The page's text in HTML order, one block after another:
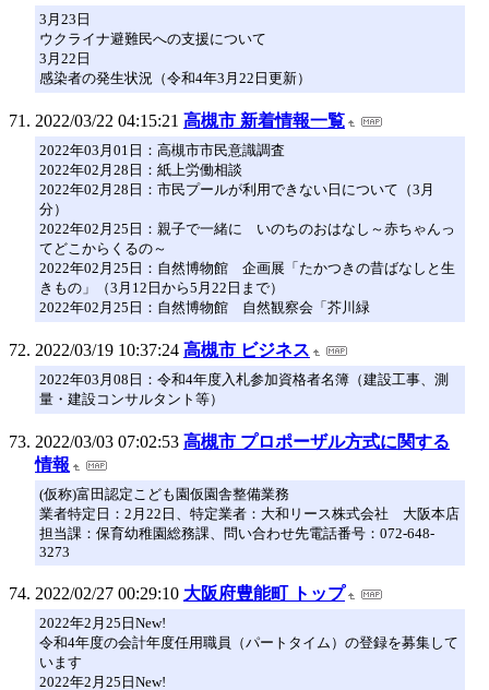
3月23日
ウクライナ避難民への支援について
3月22日
感染者の発生状況（令和4年3月22日更新）
2022/03/22 04:15:21 高槻市 新着情報一覧
2022年03月01日：高槻市市民意識調査
2022年02月28日：紙上労働相談
2022年02月28日：市民プールが利用できない日について（3月
分）
2022年02月25日：親子で一緒に いのちのおはなし～赤ちゃんっ
てどこからくるの～
2022年02月25日：自然博物館 企画展「たかつきの昔ばなしと生
きもの」（3月12日から5月22日まで）
2022年02月25日：自然博物館 自然観察会「芥川緑
2022/03/19 10:37:24 高槻市 ビジネス
2022年03月08日：令和4年度入札参加資格者名簿（建設工事、測
量・建設コンサルタント等）
2022/03/03 07:02:53 高槻市 プロポーザル方式に関する
情報
(仮称)富田認定こども園仮園舎整備業務
業者特定日：2月22日、特定業者：大和リース株式会社 大阪本店
担当課：保育幼稚園総務課、問い合わせ先電話番号：072-648-
3273
2022/02/27 00:29:10 大阪府豊能町 トップ
2022年2月25日New!
令和4年度の会計年度任用職員（パートタイム）の登録を募集して
います
2022年2月25日New!